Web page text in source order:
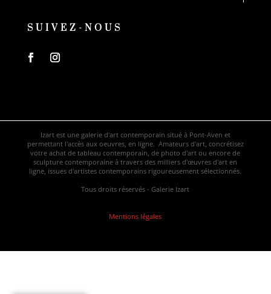
SUIVEZ-NOUS
Izart est une galerie d'art contemporain situé à Pont-Aven et
permettant l'accès aux oeuvres, en ligne. Amateurs d'art, concrétisez
votre achat de tableau contemporain, de photo d'art ou encore de
sculpture contemporaine à travers des milliers d'œuvres d'art en
ligne, issues d'artistes contemporains rigoureusement sélectionnés.
Tous droits réservés - Galerie Izart
Mentions légales